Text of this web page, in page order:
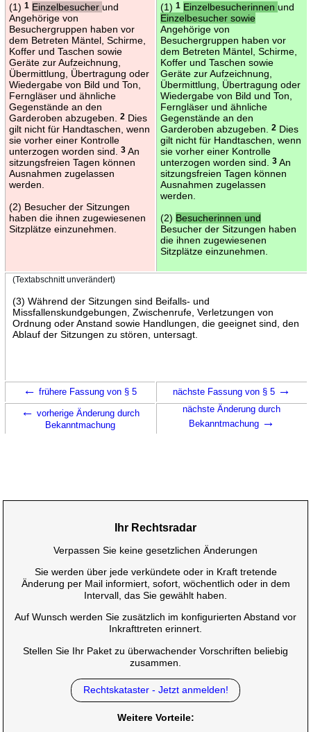
(1) 1 Einzelbesucher und
Angehörige von
Besuchergruppen haben vor
dem Betreten Mäntel, Schirme,
Koffer und Taschen sowie
Geräte zur Aufzeichnung,
Übermittlung, Übertragung oder
Wiedergabe von Bild und Ton,
Ferngläser und ähnliche
Gegenstände an den
Garderoben abzugeben.
2Dies
gilt nicht für Handtaschen, wenn
sie vorher einer Kontrolle
unterzogen worden sind.
3An
sitzungsfreien Tagen können
Ausnahmen zugelassen
werden.
(2) Besucher der Sitzungen
haben die ihnen zugewiesenen
Sitzplätze einzunehmen.
(1) 1 Einzelbesucherinnen und
Einzelbesucher sowie
Angehörige von
Besuchergruppen haben vor
dem Betreten Mäntel, Schirme,
Koffer und Taschen sowie
Geräte zur Aufzeichnung,
Übermittlung, Übertragung oder
Wiedergabe von Bild und Ton,
Ferngläser und ähnliche
Gegenstände an den
Garderoben abzugeben.
2Dies
gilt nicht für Handtaschen, wenn
sie vorher einer Kontrolle
unterzogen worden sind.
3An
sitzungsfreien Tagen können
Ausnahmen zugelassen
werden.
(2) Besucherinnen und
Besucher der Sitzungen haben
die ihnen zugewiesenen
Sitzplätze einzunehmen.
(Textabschnitt unverändert)
(3) Während der Sitzungen sind Beifalls- und
Missfallenskundgebungen, Zwischenrufe, Verletzungen von
Ordnung oder Anstand sowie Handlungen, die geeignet sind, den
Ablauf der Sitzungen zu stören, untersagt.
← frühere Fassung von § 5 nächste Fassung von § 5 →
← vorherige Änderung durch
Bekanntmachung
nächste Änderung durch
Bekanntmachung →
Ihr Rechtsradar
Verpassen Sie keine gesetzlichen Änderungen
Sie werden über jede verkündete oder in Kraft tretende
Änderung per Mail informiert, sofort, wöchentlich oder in dem
Intervall, das Sie gewählt haben.
Auf Wunsch werden Sie zusätzlich im konfigurierten Abstand vor
Inkrafttreten erinnert.
Stellen Sie Ihr Paket zu überwachender Vorschriften beliebig
zusammen.
Rechtskataster - Jetzt anmelden!
Weitere Vorteile: